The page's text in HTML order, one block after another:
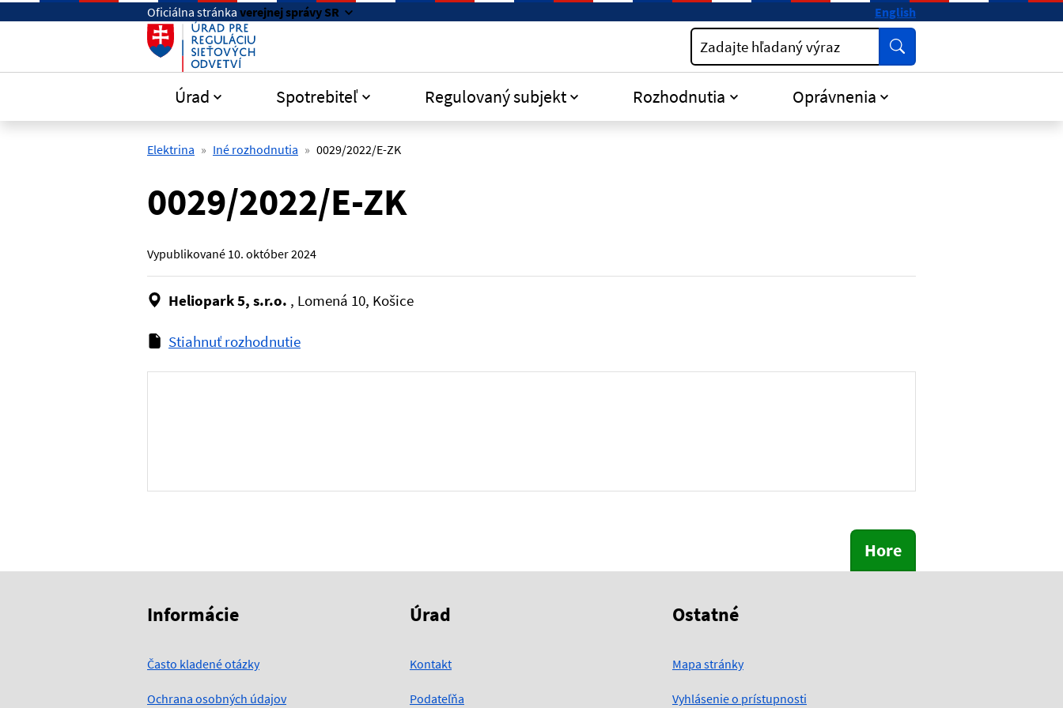
Preskočiť na hlavný obsahOficiálna stránka verejnej správy SR English
Zadajte hľadaný výraz Vyhľadať
Úrad Spotrebiteľ Regulovaný subjekt Rozhodnutia Oprávnenia
Elektrina Iné rozhodnutia 0029/2022/E-ZK
0029/2022/E-ZK
Vypublikované 10. október 2024
Heliopark 5, s.r.o. , Lomená 10, Košice
Stiahnuť rozhodnutie
Hore
Informácie
Často kladené otázky
Ochrana osobných údajov
Úrad
Kontakt
Podateľňa
Ostatné
Mapa stránky
Vyhlásenie o prístupnosti